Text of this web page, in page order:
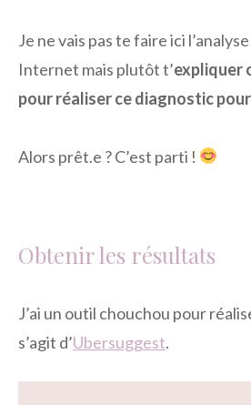
Je ne vais pas te faire ici
Internet mais plutôt t’expliquer
pour réaliser ce diagnostic
Alors prêt.e ? C’est parti !
Obtenir les résultats
J’ai un outil chouchou pour
s’agit d’Ubersuggest.